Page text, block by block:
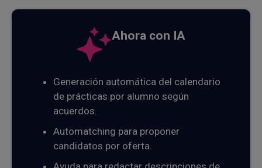
Ahora con IA
Generación automática del calendario
de prácticas por alumno según
acuerdos.
Automatching para proponer
candidatos por oferta.